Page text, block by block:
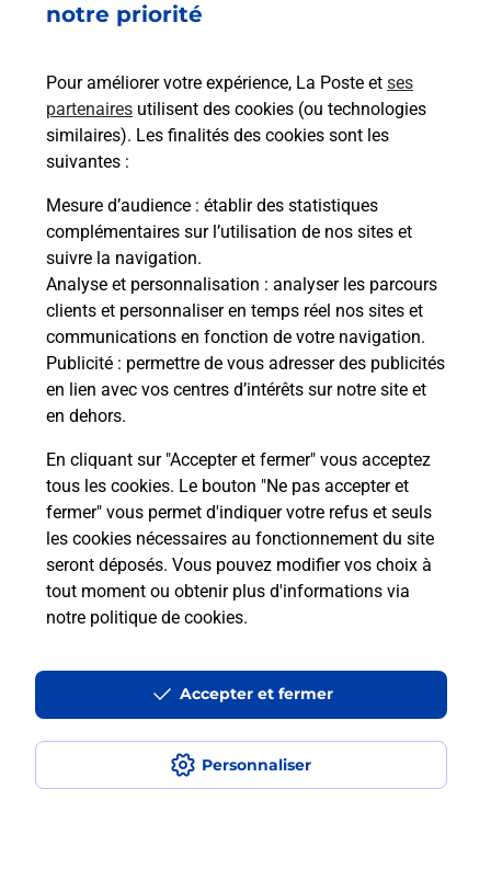
notre priorité
Pour améliorer votre expérience, La Poste et ses
partenaires utilisent des cookies (ou technologies
similaires). Les finalités des cookies sont les
suivantes :
Mesure d’audience : établir des statistiques
complémentaires sur l’utilisation de nos sites et
suivre la navigation.
Analyse et personnalisation : analyser les parcours
clients et personnaliser en temps réel nos sites et
communications en fonction de votre navigation.
Publicité : permettre de vous adresser des publicités
en lien avec vos centres d’intérêts sur notre site et
en dehors.
En cliquant sur "Accepter et fermer" vous acceptez
tous les cookies. Le bouton "Ne pas accepter et
fermer" vous permet d'indiquer votre refus et seuls
les cookies nécessaires au fonctionnement du site
seront déposés. Vous pouvez modifier vos choix à
tout moment ou obtenir plus d'informations via
notre politique de cookies.
Personnaliser
Accepter et fermer
La Poste
Ouvert 24h/24
En savoir plus
Recherchez un autre point de contact
Questions fréquemment posées
Est-ce que je peux garder mon
numéro de mobile gratuitement ?
Est-ce que je peux bénéficier de la 5G
avec La Poste Mobile ?
Est-ce que je peux utiliser mon forfait
à l’étranger avec La Poste Mobile ?
Est-ce que je peux payer mon iPhone
en plusieurs fois avec La Poste Mobile